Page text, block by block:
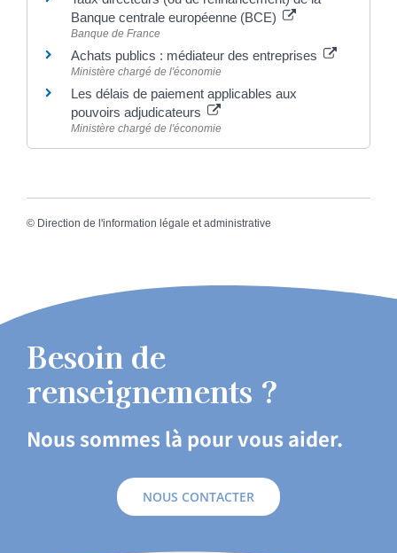
Banque centrale européenne (BCE)
Banque de France
Achats publics : médiateur des entreprises
Ministère chargé de l'économie
Les délais de paiement applicables aux
pouvoirs adjudicateurs
Ministère chargé de l'économie
© Direction de l'information légale et administrative
Besoin de
renseignements ?
Nous sommes là pour vous aider.
NOUS CONTACTER